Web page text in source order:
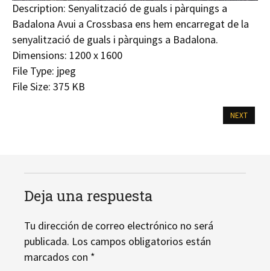
Description: Senyalització de guals i pàrquings a
Badalona Avui a Crossbasa ens hem encarregat de la
senyalització de guals i pàrquings a Badalona.
Dimensions: 1200 x 1600
File Type: jpeg
File Size: 375 KB
NEXT
Deja una respuesta
Tu dirección de correo electrónico no será
publicada. Los campos obligatorios están
marcados con *